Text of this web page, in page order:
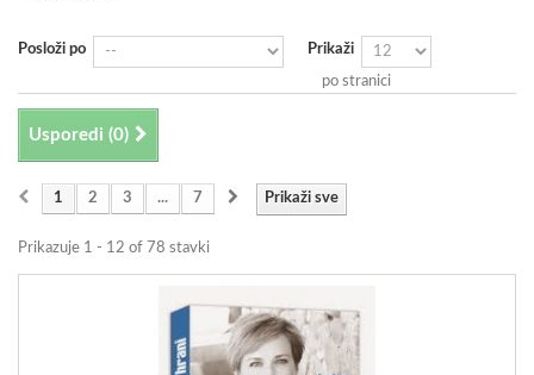
Posloži po Prikaži
po stranici
Usporedi (0)
Prikaži sve
1 2 3 ... 7
Prikazuje 1 - 12 of 78 stavki